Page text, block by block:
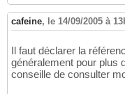
cafeine, le 14/09/2005 à
Il faut déclarer la
généralement pour plus
conseille de consulter